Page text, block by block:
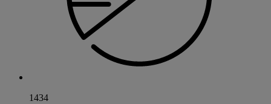
1434